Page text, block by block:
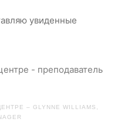
увиденные
– GLYNNE WILLIAMS,